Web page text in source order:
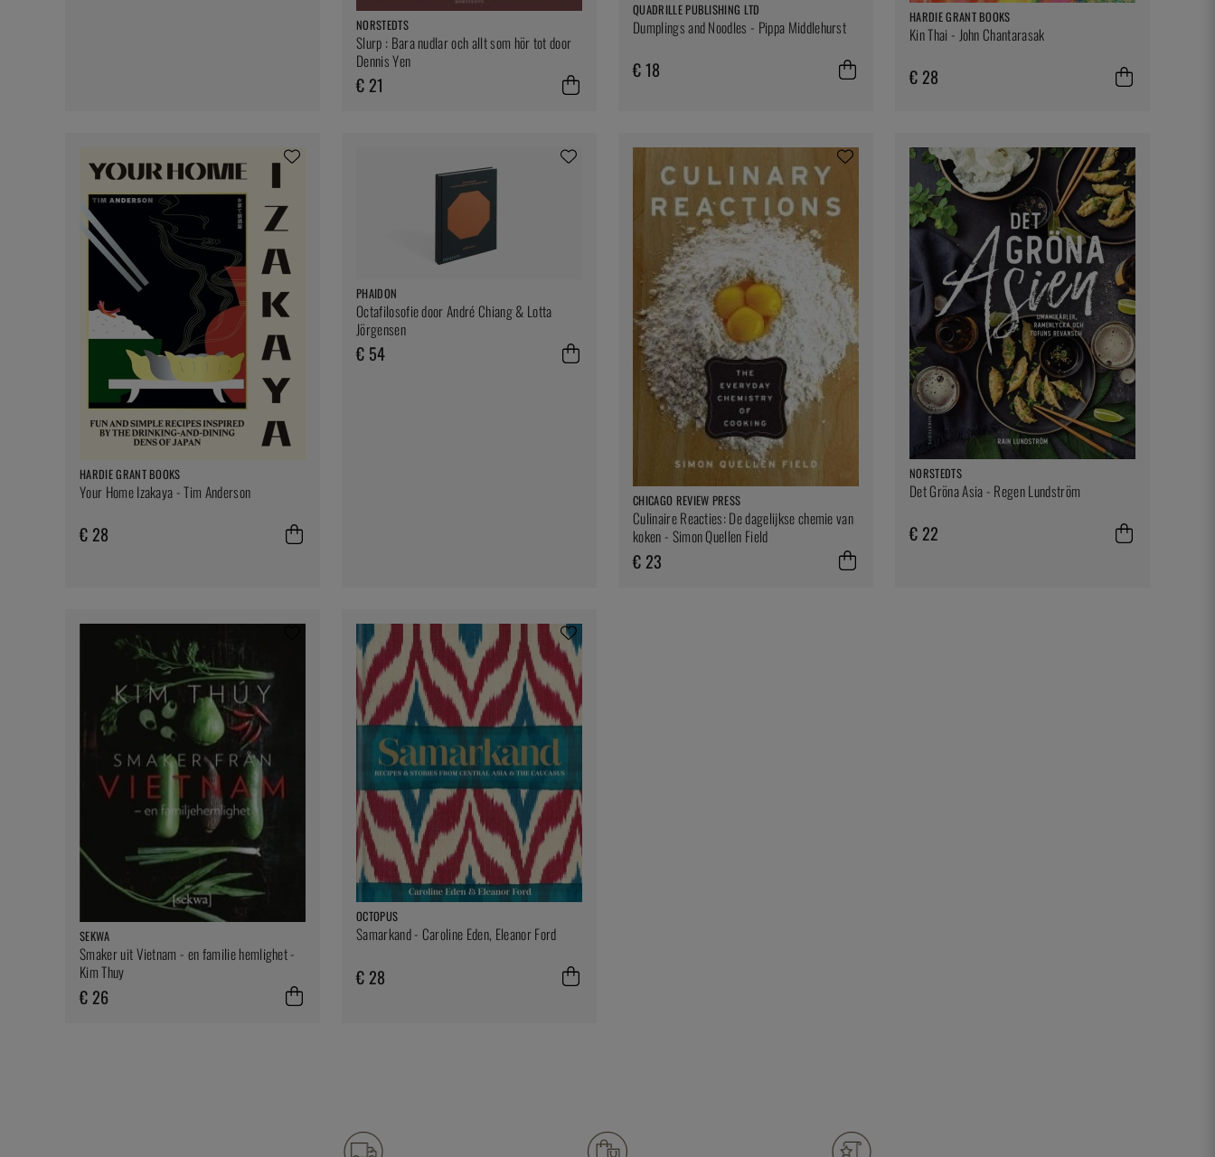
NORSTEDTS
Slurp : Bara nudlar och allt som hör tot door
Dennis Yen
€ 21
QUADRILLE PUBLISHING LTD
Dumplings and Noodles - Pippa Middlehurst
€ 18
HARDIE GRANT BOOKS
Kin Thai - John Chantarasak
€ 28
HARDIE GRANT BOOKS
Your Home Izakaya - Tim Anderson
€ 28
PHAIDON
Octafilosofie door André Chiang & Lotta
Jörgensen
€ 54
CHICAGO REVIEW PRESS
Culinaire Reacties: De dagelijkse chemie van
koken - Simon Quellen Field
€ 23
NORSTEDTS
Det Gröna Asia - Regen Lundström
€ 22
SEKWA
Smaker uit Vietnam - en familie hemlighet -
Kim Thuy
€ 26
OCTOPUS
Samarkand - Caroline Eden, Eleanor Ford
€ 28